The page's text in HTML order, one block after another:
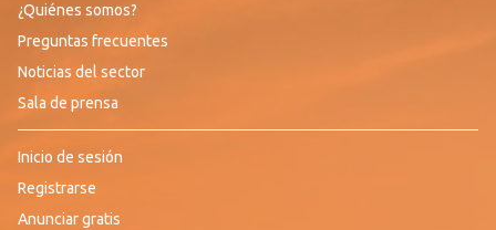
¿Quiénes somos?
Preguntas frecuentes
Noticias del sector
Sala de prensa
Inicio de sesión
Registrarse
Anunciar gratis